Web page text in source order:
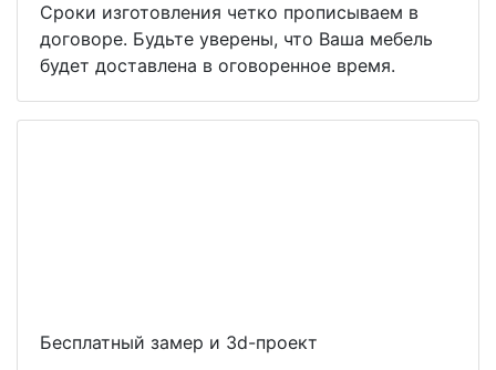
Сроки изготовления четко прописываем в
договоре. Будьте уверены, что Ваша мебель
будет доставлена в оговоренное время.
Бесплатный замер и 3d-проект